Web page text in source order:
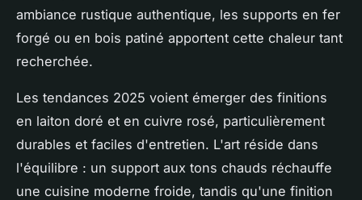
ambiance rustique authentique, les supports en fer
forgé ou en bois patiné apportent cette chaleur tant
recherchée.
Les tendances 2025 voient émerger des finitions
en laiton doré et en cuivre rosé, particulièrement
durables et faciles d'entretien. L'art réside dans
l'équilibre : un support aux tons chauds réchauffe
une cuisine moderne froide, tandis qu'une finition